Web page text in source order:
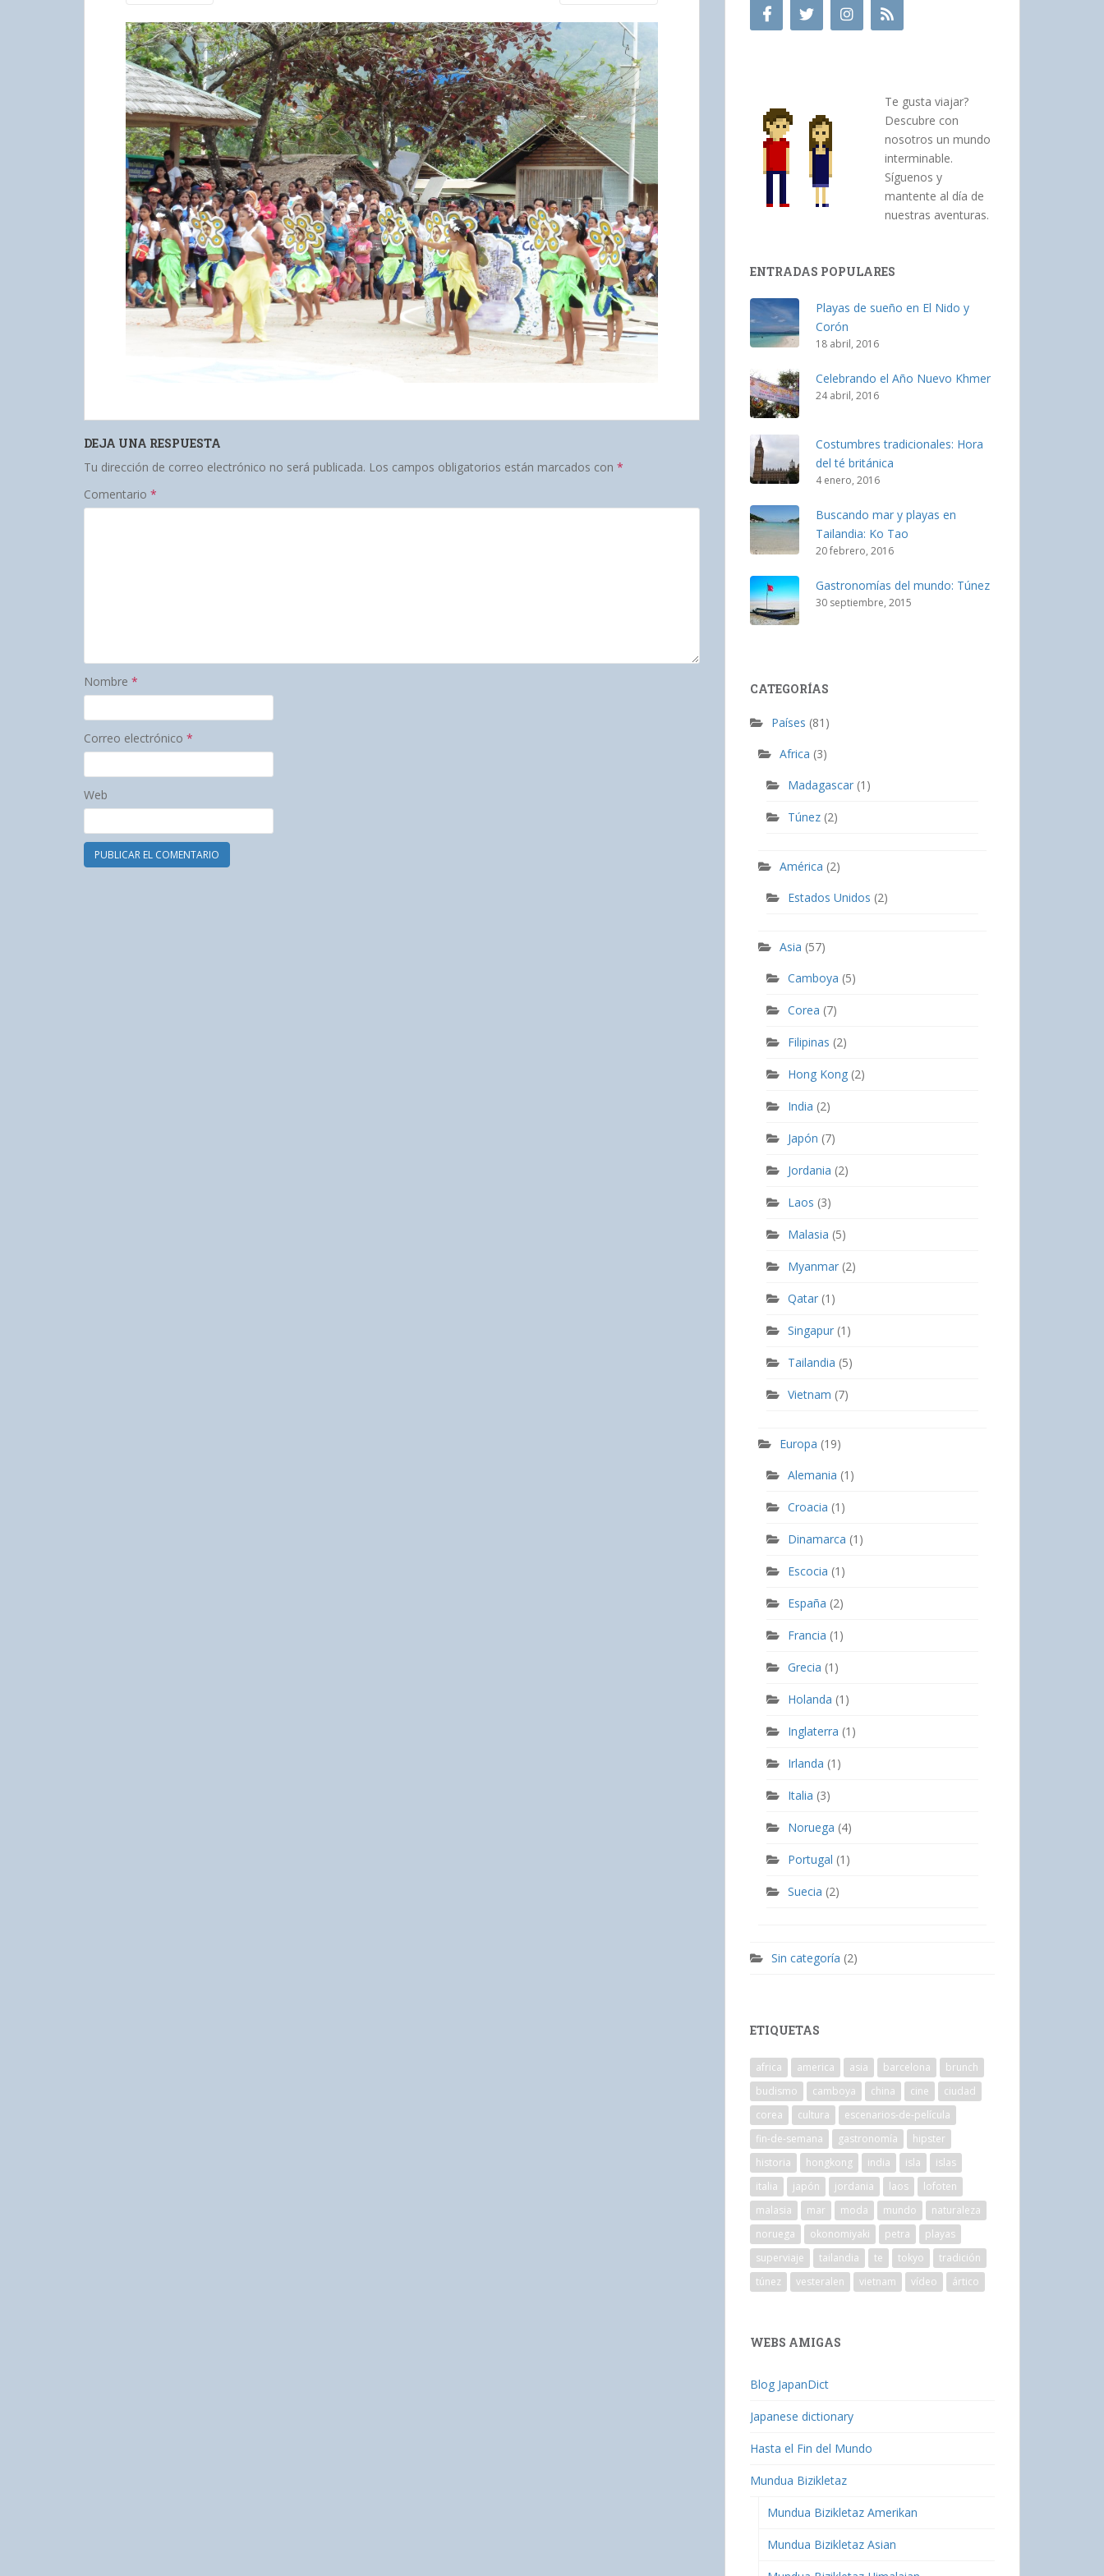
DEJA UNA RESPUESTA
Tu dirección de correo electrónico no será publicada. Los campos obligatorios están marcados con *
Comentario *
Nombre *
Correo electrónico *
Web
Te gusta viajar?
Descubre con
nosotros un mundo
interminable.
Síguenos y
mantente al día de
nuestras aventuras.
ENTRADAS POPULARES
Playas de sueño en El Nido y
Corón
18 abril, 2016
Celebrando el Año Nuevo Khmer
24 abril, 2016
Costumbres tradicionales: Hora
del té británica
4 enero, 2016
Buscando mar y playas en
Tailandia: Ko Tao
20 febrero, 2016
Gastronomías del mundo: Túnez
30 septiembre, 2015
CATEGORÍAS
Países (81)
Africa (3)
Madagascar (1)
Túnez (2)
América (2)
Estados Unidos (2)
Asia (57)
Camboya (5)
Corea (7)
Filipinas (2)
Hong Kong (2)
India (2)
Japón (7)
Jordania (2)
Laos (3)
Malasia (5)
Myanmar (2)
Qatar (1)
Singapur (1)
Tailandia (5)
Vietnam (7)
Europa (19)
Alemania (1)
Croacia (1)
Dinamarca (1)
Escocia (1)
España (2)
Francia (1)
Grecia (1)
Holanda (1)
Inglaterra (1)
Irlanda (1)
Italia (3)
Noruega (4)
Portugal (1)
Suecia (2)
Sin categoría (2)
ETIQUETAS
africa america asia barcelona
brunch
budismo
camboya china cine
ciudad
corea
cultura
escenarios-de-película
fin-de-semana
gastronomía
hipster
historia
hongkong india isla
islas
italia
japón jordania laos
lofoten
malasia
mar moda mundo
naturaleza
noruega
okonomiyaki petra
playas
superviaje
tailandia te tokyo
tradición
túnez
vesteralen vietnam vídeo ártico
WEBS AMIGAS
Blog JapanDict
Japanese dictionary
Hasta el Fin del Mundo
Mundua Bizikletaz
Mundua Bizikletaz Amerikan
Mundua Bizikletaz Asian